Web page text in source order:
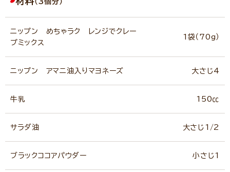
（3個分）
ニップン めちゃラク レンジでクレー
プミックス
1袋（70g）
ニップン アマニ油入りマヨネーズ 大さじ4
牛乳 150㏄
サラダ油 大さじ1/2
ブラックココアパウダー 小さじ1